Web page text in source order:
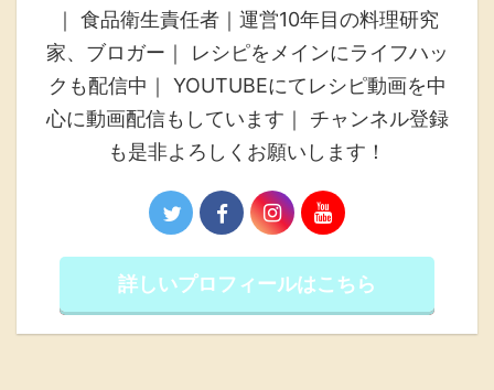
｜ 食品衛生責任者｜運営10年目の料理研究
家、ブロガー｜ レシピをメインにライフハッ
クも配信中｜ YOUTUBEにてレシピ動画を中
心に動画配信もしています｜ チャンネル登録
も是非よろしくお願いします！
詳しいプロフィールはこちら